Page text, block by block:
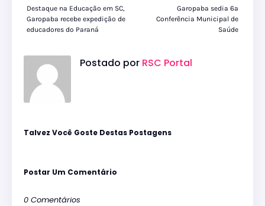
Garopaba sedia 6ª
Conferência Municipal de
Saúde
Destaque na Educação em SC,
Garopaba recebe expedição de
educadores do Paraná
Postado por RSC Portal
Talvez Você Goste Destas Postagens
Postar Um Comentário
0 Comentários